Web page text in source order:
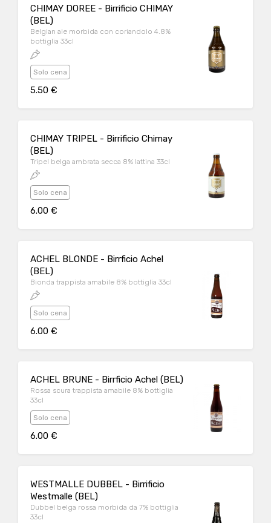
CHIMAY DOREE - Birrificio CHIMAY
(BEL)
Belgian ale morbida con coriandolo 4.8%
bottiglia 33cl
Solo cena
5.50 €
CHIMAY TRIPEL - Birrificio Chimay
(BEL)
Tripel belga ambrata secca 8% lattina 33cl
Solo cena
6.00 €
ACHEL BLONDE - Birrficio Achel
(BEL)
Bionda trappista amabile 8% bottiglia 33cl
Solo cena
6.00 €
ACHEL BRUNE - Birrficio Achel (BEL)
Rossa scura trappista amabile 8% bottiglia
33cl
Solo cena
6.00 €
WESTMALLE DUBBEL - Birrificio
Westmalle (BEL)
Dubbel belga rossa morbida da 7% bottiglia
33cl